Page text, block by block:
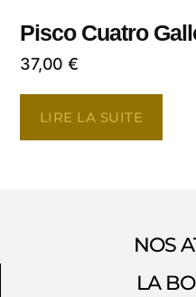
Pisco Cuatro
37,00 €
LIRE LA SUITE
NOS
LA